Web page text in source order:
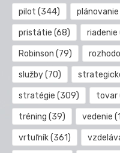
pilot (344) plánovanie
pristátie (68) riadenie
Robinson (79)
služby(70)
stratégie (309) tovar
tréning (39) vedenie
vrtuľník(361)